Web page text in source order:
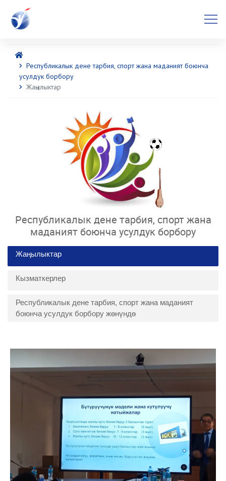
Республикалык дене тарбия, спорт жана маданият боюнча
усулдук борбору
Жаңылыктар
Республикалык дене тарбия, спорт жана
маданият боюнча усулдук борбору
Жаңылыктар
Кызматкерлер
Республикалык дене тарбия, спорт жана маданият
боюнча усулдук борбору жөнүндө